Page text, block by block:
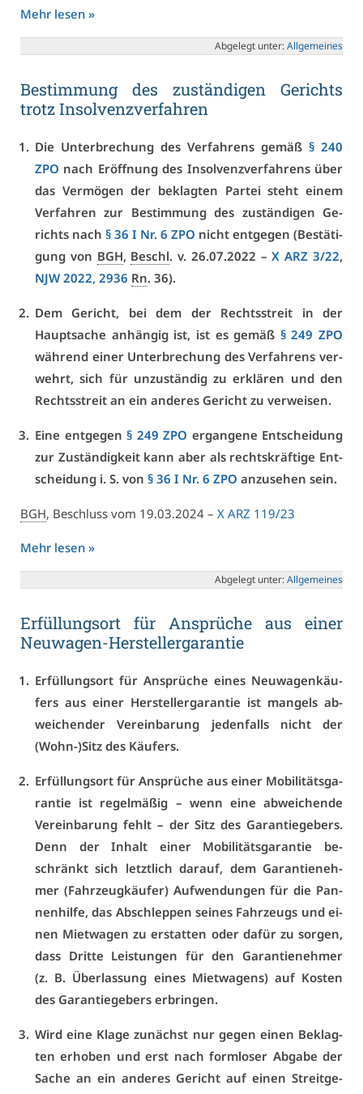
Mehr le­sen »
Ab­ge­legt un­ter:All­ge­mei­nes
Be­stim­mung des zu­stän­di­gen Ge­richts
trotz In­sol­venz­ver­fah­ren
Die Un­ter­bre­chung des Ver­fah­rens ge­mäß § 240
ZPO nach Er­öff­nung des In­sol­venz­ver­fah­rens über
das Ver­mö­gen der be­klag­ten Par­tei steht ei­nem
Ver­fah­ren zur Be­stim­mung des zu­stän­di­gen Ge­
richts nach § 36 I Nr. 6 ZPO nicht ent­ge­gen (Be­stä­ti­
gung von BGH, Beschl. v. 26.07.2022 –X ARZ 3/22,
NJW 2022, 2936 Rn. 36).
Dem Ge­richt, bei dem der Rechts­streit in der
Haupt­sa­che an­hän­gig ist, ist es ge­mäß § 249 ZPO
wäh­rend ei­ner Un­ter­bre­chung des Ver­fah­rens ver­
wehrt, sich für un­zu­stän­dig zu er­klä­ren und den
Rechts­streit an ein an­de­res Ge­richt zu ver­wei­sen.
Ei­ne ent­ge­gen § 249 ZPO er­gan­ge­ne Ent­schei­dung
zur Zu­stän­dig­keit kann aber als rechts­kräf­ti­ge Ent­
schei­dung i. S. von § 36 I Nr. 6 ZPO an­zu­se­hen sein.
BGH, Be­schluss vom 19.03.2024 – X ARZ 119/23
Mehr le­sen »
Ab­ge­legt un­ter:All­ge­mei­nes
Er­fül­lungs­ort für An­sprü­che aus ei­ner
Neu­wa­gen-Her­stel­ler­ga­ran­tie
Er­fül­lungs­ort für An­sprü­che ei­nes Neu­wa­gen­käu­
fers aus ei­ner Her­stel­ler­ga­ran­tie ist man­gels ab­
wei­chen­der Ver­ein­ba­rung je­den­falls nicht der
(Wohn-)Sitz des Käu­fers.
Er­fül­lungs­ort für An­sprü­che aus ei­ner Mo­bi­li­täts­ga­
ran­tie ist re­gel­mä­ßig – wenn ei­ne ab­wei­chen­de
Ver­ein­ba­rung fehlt – der Sitz des Ga­ran­tie­ge­bers.
Denn der In­halt ei­ner Mo­bi­li­täts­ga­ran­tie be­
schränkt sich letzt­lich dar­auf, dem Ga­ran­ti­en­eh­
mer (Fahr­zeug­käu­fer) Auf­wen­dun­gen für die Pan­
nen­hil­fe, das Ab­schlep­pen sei­nes Fahr­zeugs und ei­
nen Miet­wa­gen zu er­stat­ten oder da­für zu sor­gen,
dass Drit­te Leis­tun­gen für den Ga­ran­ti­en­eh­mer
(z. B. Über­las­sung ei­nes Miet­wa­gens) auf Kos­ten
des Ga­ran­tie­ge­bers er­brin­gen.
Wird ei­ne Kla­ge zu­nächst nur ge­gen ei­nen Be­klag­
ten er­ho­ben und erst nach form­lo­ser Ab­ga­be der
Sa­che an ein an­de­res Ge­richt auf ei­nen Streit­ge­